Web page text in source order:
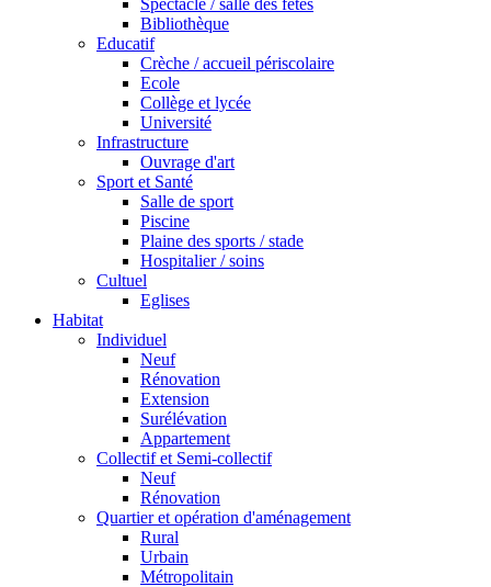
Bibliothèque
Educatif
Crèche / accueil périscolaire
Ecole
Collège et lycée
Université
Infrastructure
Ouvrage d'art
Sport et Santé
Salle de sport
Piscine
Plaine des sports / stade
Hospitalier / soins
Cultuel
Eglises
Habitat
Individuel
Neuf
Rénovation
Extension
Surélévation
Appartement
Collectif et Semi-collectif
Neuf
Rénovation
Quartier et opération d'aménagement
Rural
Urbain
Métropolitain